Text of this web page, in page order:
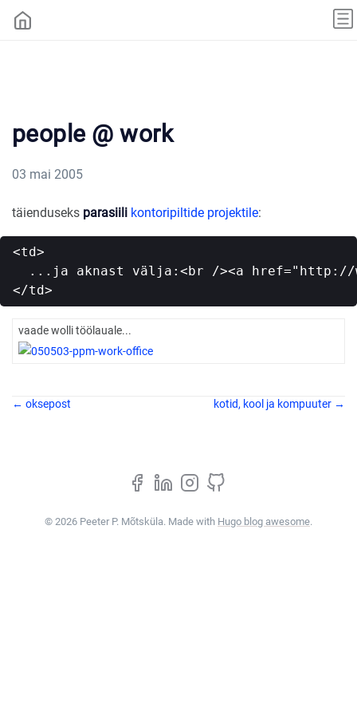
people @ work
03 mai 2005
täienduseks parasiili kontoripiltide projektile:
<td>
...ja aknast välja:<br /><a
vaade wolli töölauale...
← oksepost kotid, kool ja kompuuter →
© 2026 Peeter P. Mõtsküla. Made with Hugo blog awesome.